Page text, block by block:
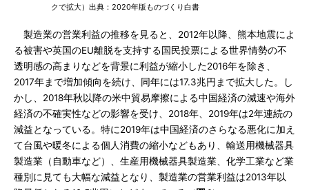
クで拡大）出典：2020年版ものづくり白書
製造業の営業利益の推移を見ると、2012年以降、熊本地震によ
る被害や英国のEU離脱を支持する国民投票による世界情勢の不
透明感の高まりなどを背景に利益が縮小した2016年を除き、
2017年まで増加傾向を続け、同年には17.3兆円まで拡大した。し
かし、2018年秋以降の米中貿易摩擦による中国経済の減速や海外
経済の不確実性などの影響を受け、2018年、2019年は2年連続の
減益となっている。特に2019年は中国経済のさらなる悪化に加え
て台風や暖冬による個人消費の縮小などもあり、輸送用機械器具
製造業（自動車など）、生産用機械器具製造業、化学工業など業
種別に見ても大幅な減益となり、製造業の営業利益は2013年以